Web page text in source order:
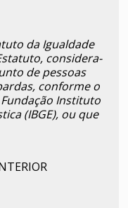
da Igualdade
considera-
de pessoas
conforme o
Instituto
(IBGE), ou que